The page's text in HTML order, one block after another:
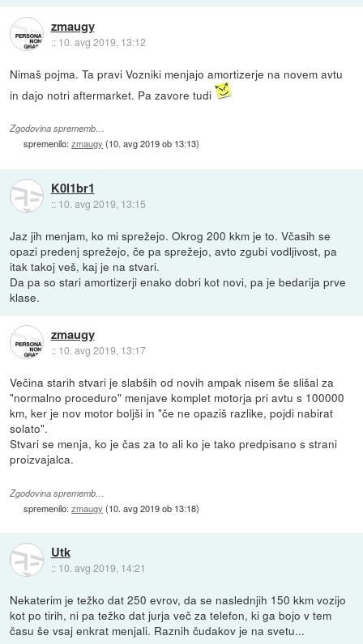
zmaugy
:: 10. avg 2019, 13:12
Nimaš pojma. Ta pravi Vozniki menjajo amortizerje na novem avtu
in dajo notri aftermarket. Pa zavore tudi
Zgodovina sprememb…
spremenilo:zmaugy (10. avg 2019 ob 13:13)
K0l1br1
:: 10. avg 2019, 13:15
Jaz jih menjam, ko mi sprežejo. Okrog 200 kkm je to. Včasih se
opazi predenj sprežejo, če pa sprežejo, avto zgubi vodljivost, pa
itak takoj veš, kaj je na stvari.
Da pa so stari amortizerji enako dobri kot novi, pa je bedarija prve
klase.
zmaugy
:: 10. avg 2019, 13:17
Večina starih stvari je slabših od novih ampak nisem še slišal za
"normalno proceduro" menjave komplet motorja pri avtu s 100000
km, ker je nov motor boljši in "če ne opaziš razlike, pojdi nabirat
solato".
Stvari se menja, ko je čas za to ali ko je tako predpisano s strani
proizvajalca.
Zgodovina sprememb…
spremenilo:zmaugy (10. avg 2019 ob 13:18)
Utk
:: 10. avg 2019, 14:21
Nekaterim je težko dat 250 evrov, da se naslednjih 150 kkm vozijo
kot po tirih, ni pa težko dat jurja več za telefon, ki ga bojo v tem
času še vsaj enkrat menjali. Raznih čudakov je na svetu...